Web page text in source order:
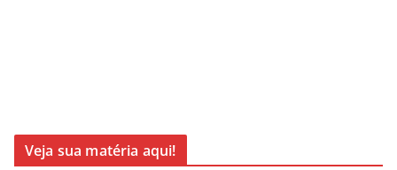
Veja sua matéria aqui!